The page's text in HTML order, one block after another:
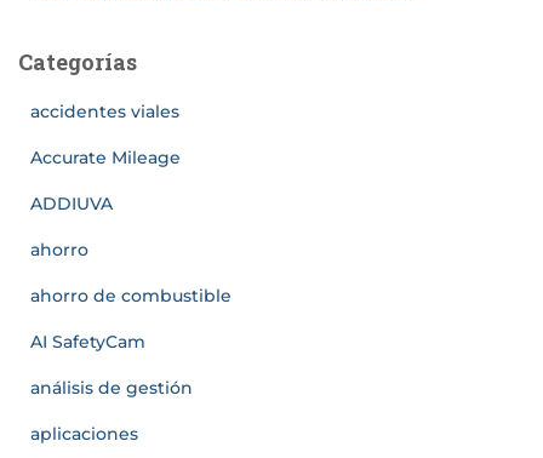
Categorías
accidentes viales
Accurate Mileage
ADDIUVA
ahorro
ahorro de combustible
AI SafetyCam
análisis de gestión
aplicaciones